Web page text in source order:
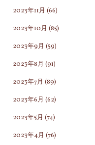
2023年11月 (66)
2023年10月 (85)
2023年9月 (59)
2023年8月 (91)
2023年7月 (89)
2023年6月 (62)
2023年5月 (74)
2023年4月 (76)